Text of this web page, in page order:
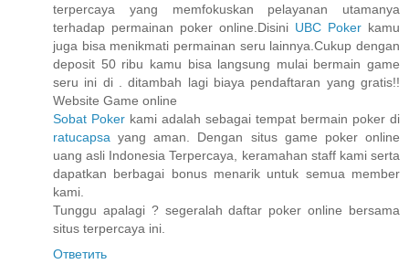
terpercaya yang memfokuskan pelayanan utamanya
terhadap permainan poker online.Disini UBC Poker kamu
juga bisa menikmati permainan seru lainnya.Cukup dengan
deposit 50 ribu kamu bisa langsung mulai bermain game
seru ini di . ditambah lagi biaya pendaftaran yang gratis!!
Website Game online
Sobat Poker kami adalah sebagai tempat bermain poker di
ratucapsa yang aman. Dengan situs game poker online
uang asli Indonesia Terpercaya, keramahan staff kami serta
dapatkan berbagai bonus menarik untuk semua member
kami.
Tunggu apalagi ? segeralah daftar poker online bersama
situs terpercaya ini.
Ответить